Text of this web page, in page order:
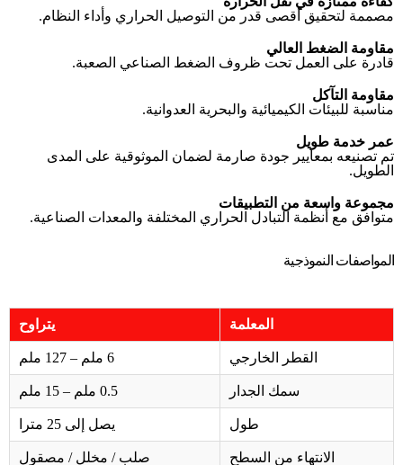
مصممة لتحقيق أقصى قدر من التوصيل الحراري وأداء النظام.
مقاومة الضغط العالي
قادرة على العمل تحت ظروف الضغط الصناعي الصعبة.
مقاومة التآكل
مناسبة للبيئات الكيميائية والبحرية العدوانية.
عمر خدمة طويل
تم تصنيعه بمعايير جودة صارمة لضمان الموثوقية على المدى
الطويل.
مجموعة واسعة من التطبيقات
متوافق مع أنظمة التبادل الحراري المختلفة والمعدات الصناعية.
المواصفات النموذجية
المعلمة يتراوح
القطر الخارجي 6 ملم – 127 ملم
سمك الجدار 0.5 ملم – 15 ملم
طول يصل إلى 25 مترا
الانتهاء من السطح صلب / مخلل / مصقول